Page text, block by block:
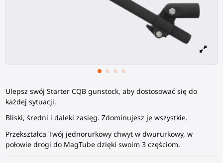
Ulepsz swój Starter CQB gunstock, aby dostosować się do
każdej sytuacji.
Bliski, średni i daleki zasięg. Zdominujesz je wszystkie.
Przekształca Twój jednorurkowy chwyt w dwururkowy, w
połowie drogi do MagTube dzięki swoim 3 częściom.